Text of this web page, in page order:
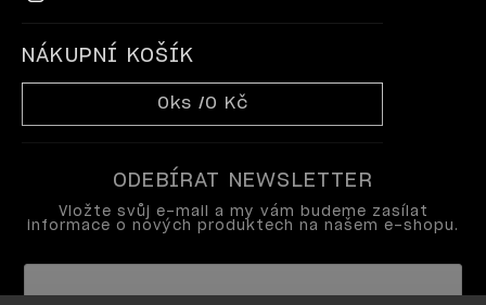
NÁKUPNÍ KOŠÍK
0 ks /0 Kč
ODEBÍRAT NEWSLETTER
Vložte svůj e-mail a my vám budeme zasílat
informace o nových produktech na našem e-shopu.